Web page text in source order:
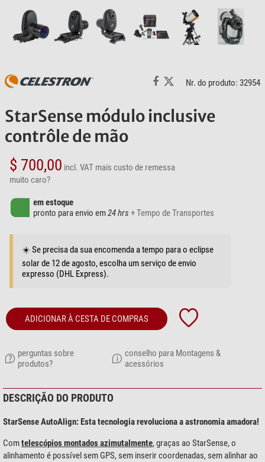
Nr. do produto: 32954
StarSense módulo inclusive
contrôle de mão
$ 700,00 incl. VAT mais custo de remessa
muito caro?
em estoque
pronto para envio em24 hrs + Tempo de Transportes
☀️ Se precisa da sua encomenda a tempo para o eclipse
solar de 12 de agosto, escolha um serviço de envio
expresso (DHL Express).
ADICIONAR À CESTA DE COMPRAS
perguntas sobre
produtos?
conselho para Montagens &
acessórios
DESCRIÇÃO DO PRODUTO
StarSense AutoAlign: Esta tecnologia revoluciona a astronomia amadora!
Comtelescópios montados azimutalmente, graças ao StarSense, o
alinhamento é possível sem GPS, sem inserir coordenadas, sem alinhar ao